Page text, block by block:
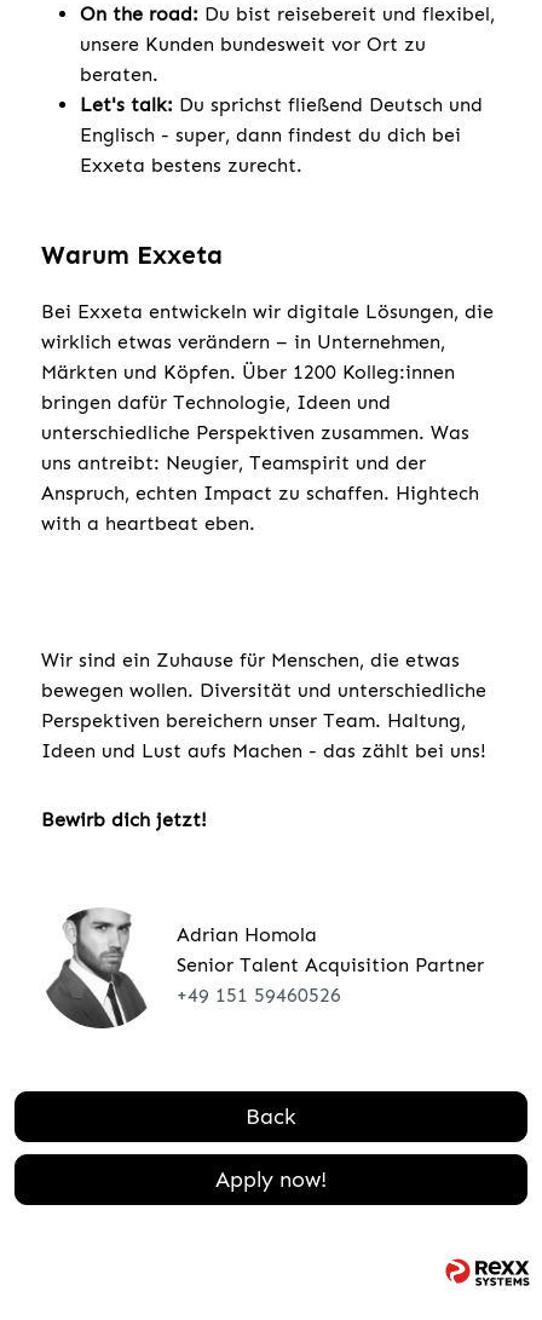
On the road: Du bist reisebereit und flexibel,
unsere Kunden bundesweit vor Ort zu
beraten.
Let's talk: Du sprichst fließend Deutsch und
Englisch - super, dann findest du dich bei
Exxeta bestens zurecht.
Warum Exxeta
Bei Exxeta entwickeln wir digitale Lösungen, die
wirklich etwas verändern – in Unternehmen,
Märkten und Köpfen. Über 1200 Kolleg:innen
bringen dafür Technologie, Ideen und
unterschiedliche Perspektiven zusammen. Was
uns antreibt: Neugier, Teamspirit und der
Anspruch, echten Impact zu schaffen. Hightech
with a heartbeat eben.
Wir sind ein Zuhause für Menschen, die etwas
bewegen wollen. Diversität und unterschiedliche
Perspektiven bereichern unser Team. Haltung,
Ideen und Lust aufs Machen - das zählt bei uns!
Bewirb dich jetzt!
Adrian Homola
Senior Talent Acquisition Partner
+49 151 59460526
Back
Apply now!